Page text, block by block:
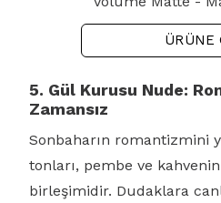
ÜRÜNE
5. Gül Kurusu Nude:
Zamansız
Sonbaharın romantizmini
tonları, pembe ve
birleşimidir. Dudaklara